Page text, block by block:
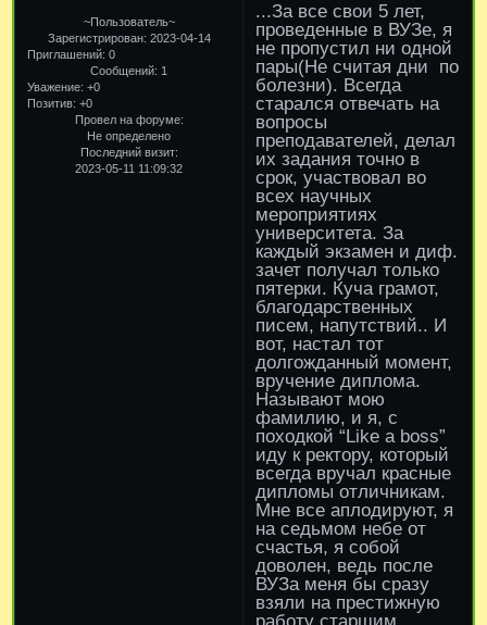
~Пользователь~
Зарегистрирован: 2023-04-14
Приглашений: 0
Сообщений: 1
Уважение: +0
Позитив: +0
Провел на форуме:
Не определено
Последний визит:
2023-05-11 11:09:32
...За все свои 5 лет,
проведенные в ВУЗе, я
не пропустил ни одной
пары(Не считая дни по
болезни). Всегда
старался отвечать на
вопросы
преподавателей, делал
их задания точно в
срок, участвовал во
всех научных
мероприятиях
университета. За
каждый экзамен и диф.
зачет получал только
пятерки. Куча грамот,
благодарственных
писем, напутствий.. И
вот, настал тот
долгожданный момент,
вручение диплома.
Называют мою
фамилию, и я, с
походкой “Like a boss”
иду к ректору, который
всегда вручал красные
дипломы отличникам.
Мне все аплодируют, я
на седьмом небе от
счастья, я собой
доволен, ведь после
ВУЗа меня бы сразу
взяли на престижную